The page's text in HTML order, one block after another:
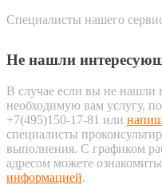
Специалисты нашего
Не нашли
В случае если вы не нашли
необходимую вам услугу,
+7(495)150-17-81 или
специалисты
выполнения. С графиком
адресом можете
информацией.